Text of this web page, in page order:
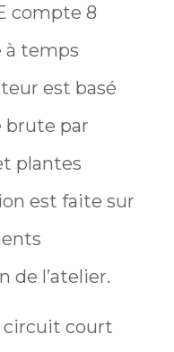
compte 8
à temps
est basé
brute par
plantes
est faite sur
de l’atelier.
circuit court